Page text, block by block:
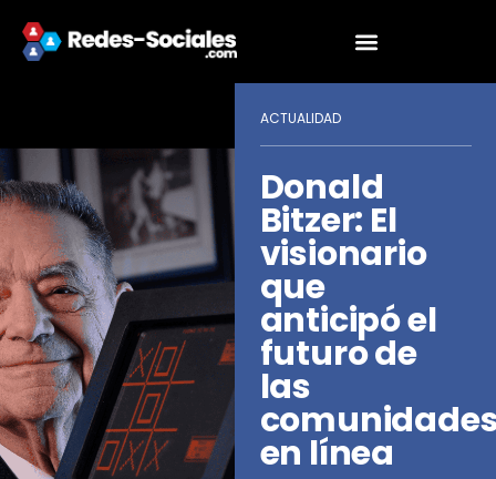
ACTUALIDAD
Donald
Bitzer: El
visionario
que
anticipó el
futuro de
las
en línea